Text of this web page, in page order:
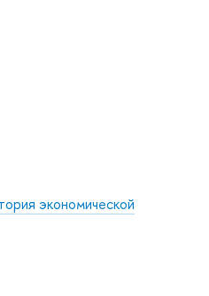
экономической